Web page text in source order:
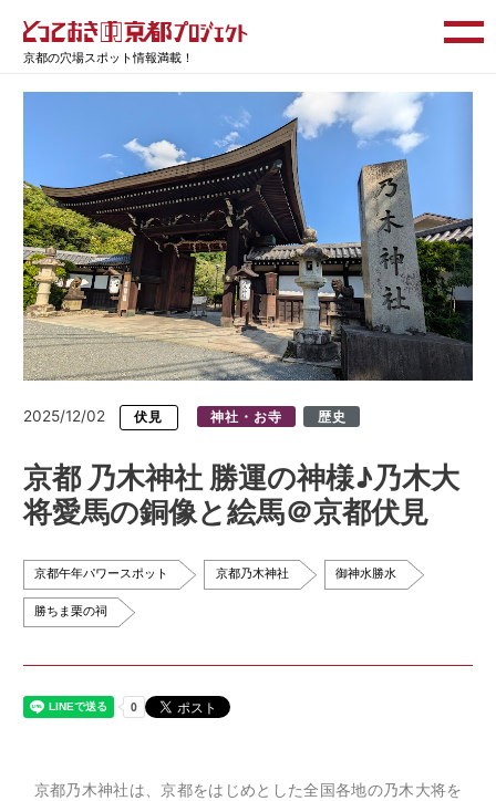
京都の穴場スポット情報満載！
2025/12/02 伏見 神社・お寺 歴史
京都 乃木神社 勝運の神様♪乃木大
将愛馬の銅像と絵馬＠京都伏見
京都午年パワースポット 京都乃木神社 御神水勝水
勝ちま栗の祠
京都乃木神社は、京都をはじめとした全国各地の乃木大将を